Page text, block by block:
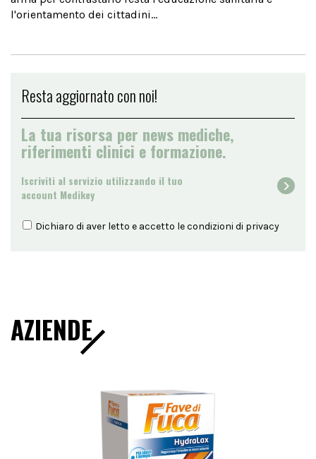
l'orientamento dei cittadini...
Resta aggiornato con noi!
La tua risorsa per news mediche,
riferimenti clinici e formazione.
Iscriviti al servizio utilizzando il tuo
account Medikey
Dichiaro di aver letto e accetto le condizioni di privacy
AZIENDE